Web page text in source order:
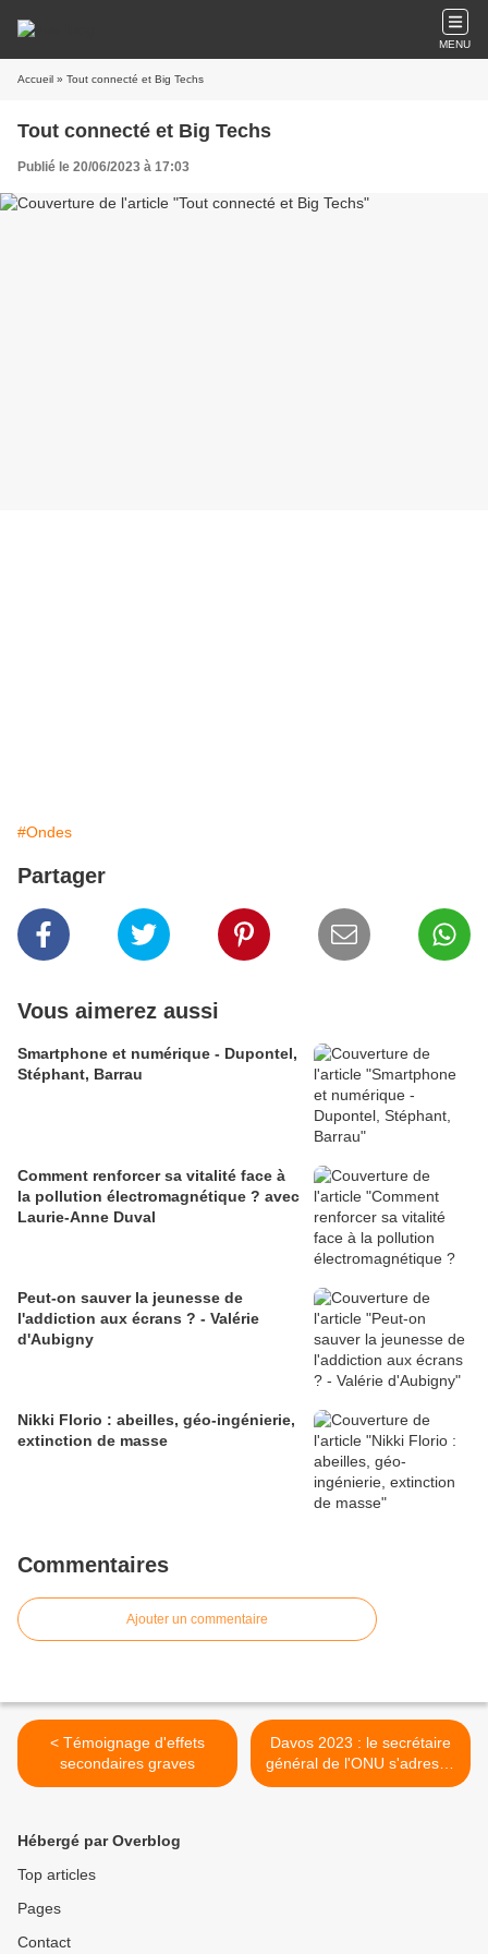
MENU
Accueil » Tout connecté et Big Techs
Tout connecté et Big Techs
Publié le 20/06/2023 à 17:03
#Ondes
Partager
Vous aimerez aussi
Smartphone et numérique - Dupontel,
Stéphant, Barrau
Comment renforcer sa vitalité face à
la pollution électromagnétique ? avec
Laurie-Anne Duval
Peut-on sauver la jeunesse de
l'addiction aux écrans ? - Valérie
d'Aubigny
Nikki Florio : abeilles, géo-ingénierie,
extinction de masse
Commentaires
Ajouter un commentaire
< Témoignage d'effets
secondaires graves
Davos 2023 : le secrétaire
général de l'ONU s'adresse
aux dirigeants mondiaux >
Hébergé par Overblog
Top articles
Pages
Contact